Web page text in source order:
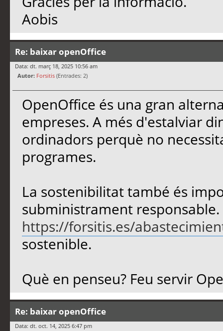
Aobis
Re: baixar openOffice
Data: dt. març 18, 2025 10:56 am
Autor: Forsitis (Entrades: 2)
OpenOffice és una gran
empreses. A més d'estalviar
ordinadors perquè no
programes.
La sostenibilitat també és
subministrament
https://forsitis.es/
sostenible.
Què en penseu? Feu servir
Re: baixar openOffice
Data: dt. oct. 14, 2025 6:47 pm